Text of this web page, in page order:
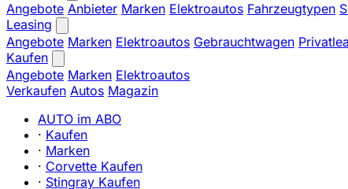
Angebote Anbieter Marken Elektroautos Fahrzeugtypen
Leasing
Angebote Marken Elektroautos Gebrauchtwagen
Kaufen
Angebote Marken Elektroautos
Verkaufen Autos Magazin
AUTO im ABO
· Kaufen
· Marken
· Corvette Kaufen
· Stingray Kaufen